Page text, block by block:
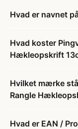
Hvad er navnet
Hvad koster
Hækleopskrift
Hvilket mærke
Rangle
Hvad er EAN /